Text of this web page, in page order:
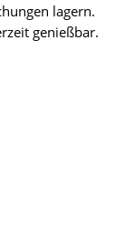
lagern.
genießbar.